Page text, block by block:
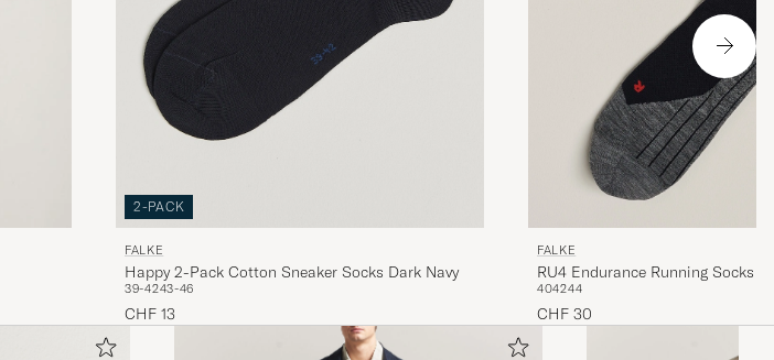
2-PACK
FALKE
Happy 2-Pack Cotton Sneaker Socks Dark Navy
39-4243-46
CHF 13
FALKE
RU4 Endurance Running Socks
404244
CHF 30